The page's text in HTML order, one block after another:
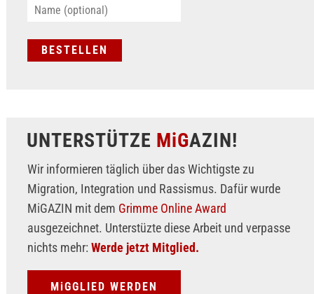
UNTERSTÜTZE MiGAZIN!
Wir informieren täglich über das Wichtigste zu
Migration, Integration und Rassismus. Dafür wurde
MiGAZIN mit dem Grimme Online Award
ausgezeichnet. Unterstüzte diese Arbeit und verpasse
nichts mehr: Werde jetzt Mitglied.
MiGGLIED WERDEN